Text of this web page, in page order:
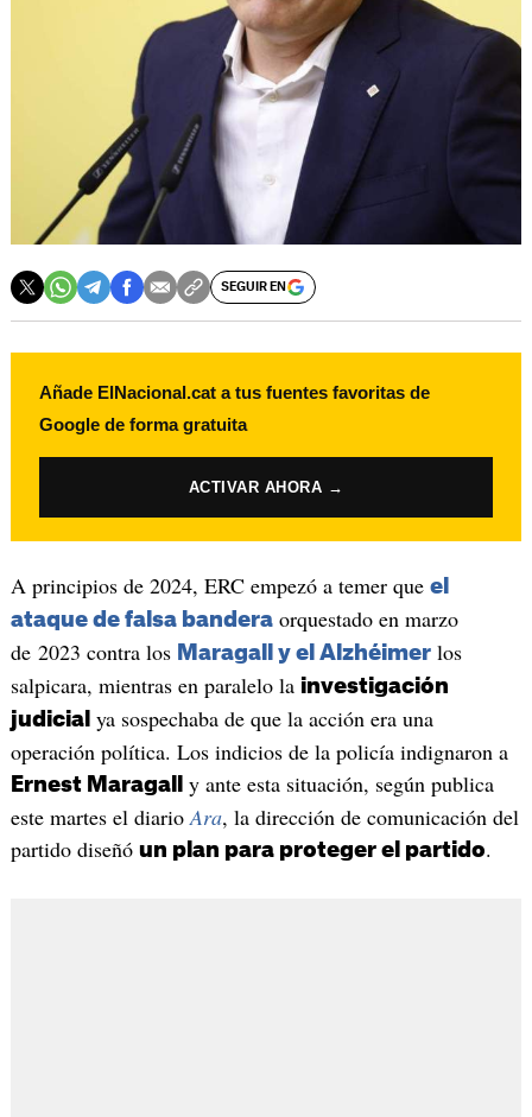
SEGUIR EN
Añade ElNacional.cat a tus fuentes favoritas de
Google de forma gratuita
ACTIVAR AHORA →
A principios de 2024, ERC empezó a temer que el
ataque de falsa banderaorquestado en marzo
de 2023 contra los Maragall y el Alzhéimerlos
salpicara, mientras en paralelo la investigación
judicial ya sospechaba de que la acción era una
operación política. Los indicios de la policía indignaron a
Ernest Maragall y ante esta situación, según publica
este martes el diarioAra, la dirección de comunicación del
partido diseñó un plan para proteger el partido.